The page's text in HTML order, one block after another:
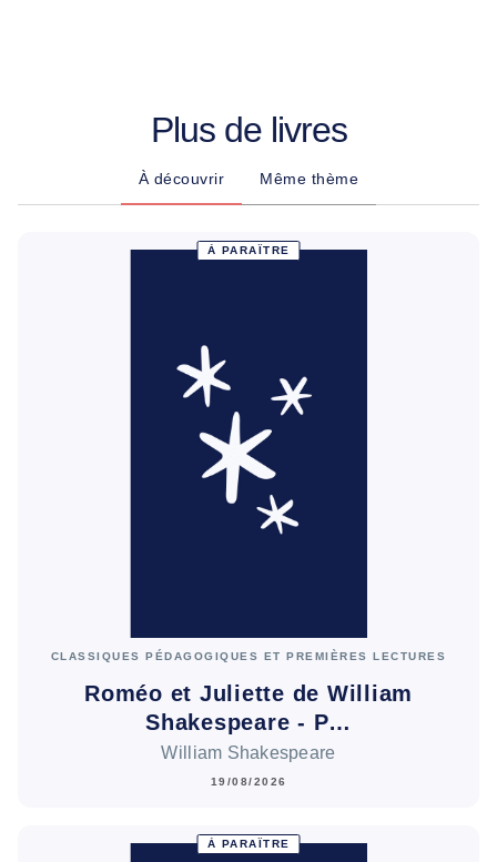
Plus de livres
À découvrir Même thème
À PARAÎTRE
CLASSIQUES PÉDAGOGIQUES ET PREMIÈRES LECTURES
Roméo et Juliette de William
Shakespeare - P…
William Shakespeare
19/08/2026
À PARAÎTRE